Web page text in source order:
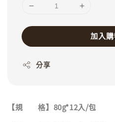
加入
分享
【規 格】80g*12入/包